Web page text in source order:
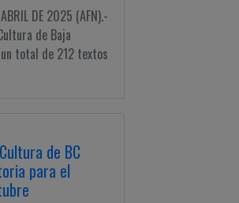
DE 2025 (AFN).-
de Baja
total de 212 textos
de BC
para el